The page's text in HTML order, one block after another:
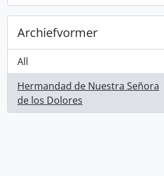
Archiefvormer
All
Hermandad de Nuestra Señora
de los Dolores
, 1 results